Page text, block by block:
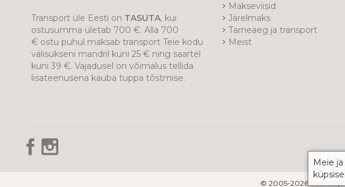
Meie
Transport üle Eesti on TASUTA, kui
ostusumma ületab 700 €. Alla 700
€ ostu puhul maksab transport Teie kodu
välisukseni mandril kuni 25 € ning saartel
kuni 39 €. Vajadusel on võimalus tellida
lisateenusena kauba tuppa tõstmise.
Makseviisid
Järelmaks
Tarneaeg ja transport
Meist
© 2005-2026 Webshop